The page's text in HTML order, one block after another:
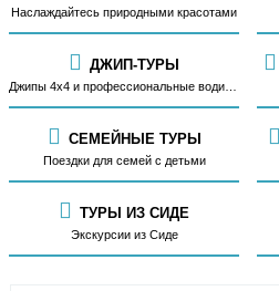
Наслаждайтесь природными красотами
ДЖИП-ТУРЫ
СЕМЕЙНЫЕ ТУРЫ
Поездки для семей с детьми
ТУРЫ ИЗ СИДЕ
Экскурсии из Сиде